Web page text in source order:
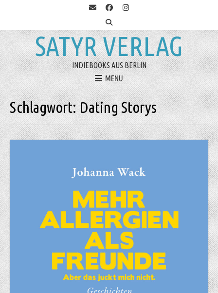
SATYR VERLAG
INDIEBOOKS AUS BERLIN
MENU
Schlagwort:Dating Storys